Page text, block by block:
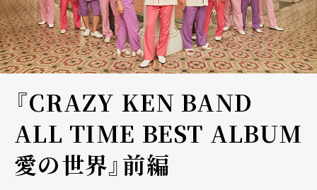
『CRAZY KEN BAND
ALL TIME BEST ALBUM
愛の世界』前編